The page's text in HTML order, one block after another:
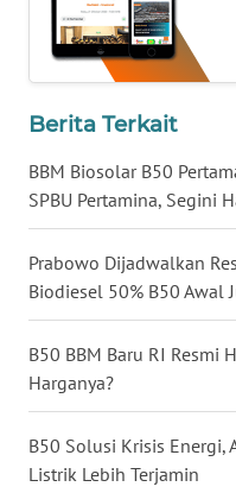
Berita Terkait
BBM Biosolar B50
SPBU Pertamina, Segini
Prabowo Dijadwalkan
Biodiesel 50% B50 Awal
B50 BBM Baru RI Resmi
Harganya?
B50 Solusi Krisis Energi,
Listrik Lebih Terjamin
WN
NUSANTARA
WN
WN
JATIM
WN
BALI
WN
KALBAR
WN